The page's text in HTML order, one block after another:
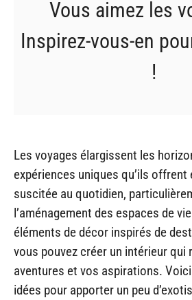
Vous aimez les
Inspirez-vous-en
!
Les voyages élargissent les
expériences uniques qu’ils offrent
suscitée au quotidien,
l’aménagement des espaces de
éléments de décor inspirés de
vous pouvez créer un intérieur qui
aventures et vos aspirations.
idées pour apporter un peu